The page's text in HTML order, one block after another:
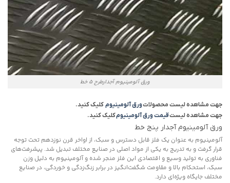
ورق آلومینیوم آجدارطرح 5 خط
جهت مشاهده لیست محصولاتورق آلومینیومکلیک کنید.
جهت مشاهده لیستقیمت ورق آلومینیومکلیک کنید.
ورق آلومینیوم آجدار پنج خط
آلومینیوم به عنوان یک فلز قابل دسترس و سبک، از اواخر قرن نوزدهم تحت توجه
قرار گرفت و به تدریج به یکی از مواد اصلی در صنایع مختلف تبدیل شد. پیشرفت‌های
فناوری به تولید وسیع و اقتصادی این فلز منجر شده و آلومینیوم به دلیل وزن
سبک، استحکام بالا و مقاومت شگفت‌انگیز در برابر زنگ‌زدگی و خوردگی، در صنایع
مختلف جایگاه ویژه‌ای دارد.